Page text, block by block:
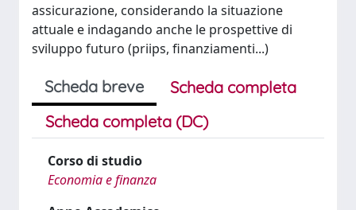
assicurazione, considerando la situazione
attuale e indagando anche le prospettive di
sviluppo futuro (priips, finanziamenti...)
Scheda breve
Scheda completa
Scheda completa (DC)
Corso di studio
Economia e finanza